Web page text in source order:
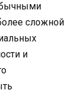
сложной
и